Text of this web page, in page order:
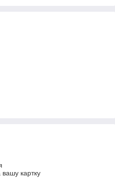
вашу картку